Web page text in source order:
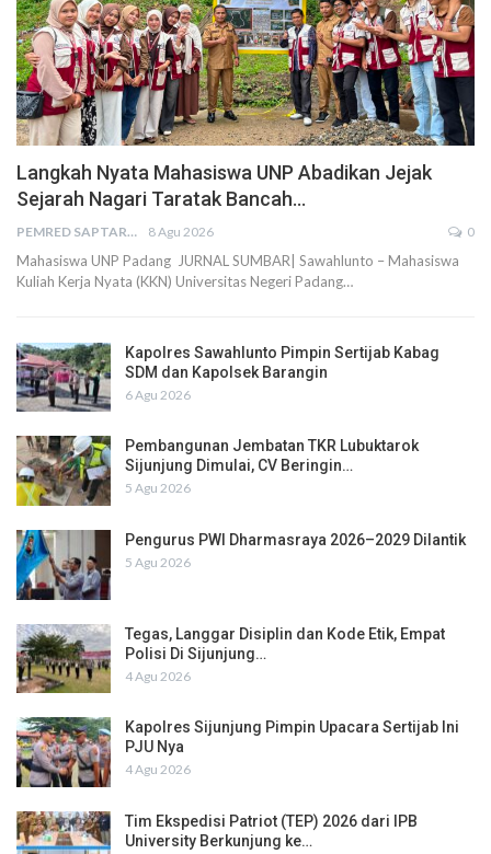
Langkah Nyata Mahasiswa UNP Abadikan Jejak
Sejarah Nagari Taratak Bancah…
PEMRED SAPTARIUS 8 Agu 2026 0
Mahasiswa UNP Padang JURNAL SUMBAR| Sawahlunto – Mahasiswa
Kuliah Kerja Nyata (KKN) Universitas Negeri Padang…
Kapolres Sawahlunto Pimpin Sertijab Kabag
SDM dan Kapolsek Barangin
6 Agu 2026
Pembangunan Jembatan TKR Lubuktarok
Sijunjung Dimulai, CV Beringin…
5 Agu 2026
Pengurus PWI Dharmasraya 2026–2029 Dilantik
5 Agu 2026
Tegas, Langgar Disiplin dan Kode Etik, Empat
Polisi Di Sijunjung…
4 Agu 2026
Kapolres Sijunjung Pimpin Upacara Sertijab Ini
PJU Nya
4 Agu 2026
Tim Ekspedisi Patriot (TEP) 2026 dari IPB
University Berkunjung ke…